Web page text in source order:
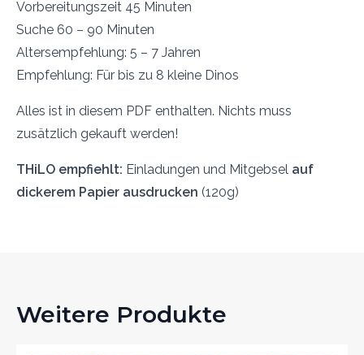
Vorbereitungszeit 45 Minuten
Suche 60 – 90 Minuten
Altersempfehlung: 5 – 7 Jahren
Empfehlung: Für bis zu 8 kleine Dinos
Alles ist in diesem PDF enthalten. Nichts muss
zusätzlich gekauft werden!
THiLO empfiehlt: Einladungen und Mitgebsel auf
dickerem Papier ausdrucken (120g)
Weitere Produkte